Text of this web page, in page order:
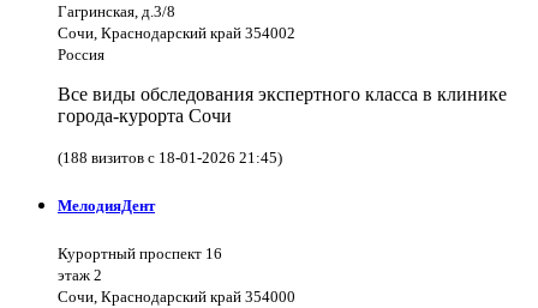
Гагринская, д.3/8
Сочи, Краснодарский край 354002
Россия
Все виды обследования экспертного класса в клинике
города-курорта Сочи
(188 визитов с 18-01-2026 21:45)
МелодияДент
Курортный проспект 16
этаж 2
Сочи, Краснодарский край 354000